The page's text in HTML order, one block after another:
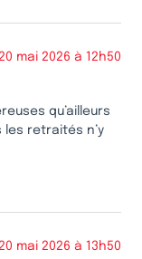
mai 2026 à 12h50
qu’ailleurs
retraités n’y
mai 2026 à 13h50